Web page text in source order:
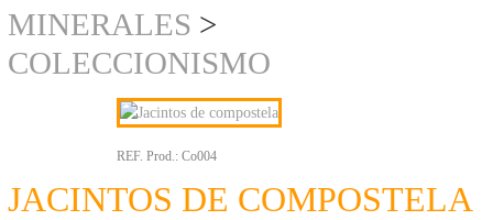
MINERALES >
COLECCIONISMO
REF. Prod.: Co004
JACINTOS DE COMPOSTELA